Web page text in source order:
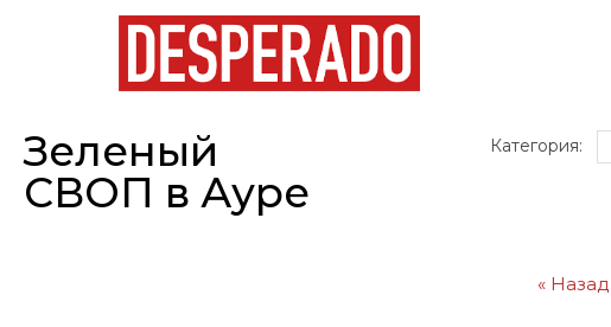
Зеленый
СВОП в Ауре
Категория:
« Назад